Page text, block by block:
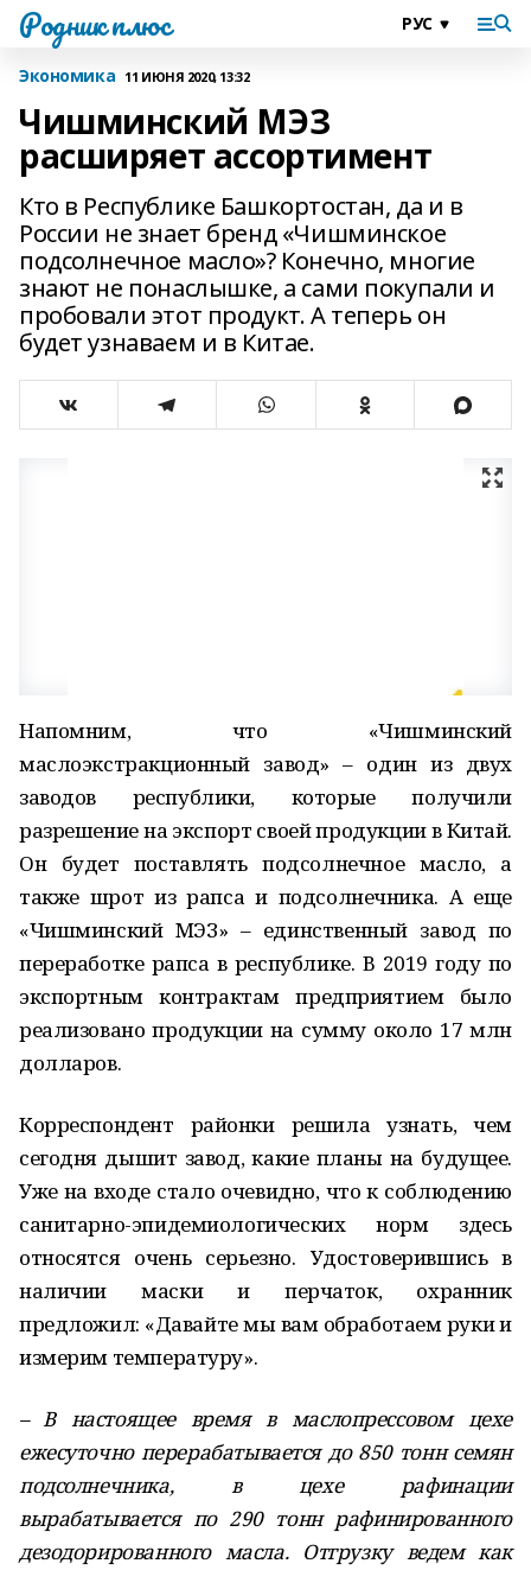
Родник плюс
Экономика 11 ИЮНЯ 2020, 13:32
Чишминский МЭЗ
расширяет ассортимент
Кто в Республике Башкортостан, да и в
России не знает бренд «Чишминское
подсолнечное масло»? Конечно, многие
знают не понаслышке, а сами покупали и
пробовали этот продукт. А теперь он
будет узнаваем и в Китае.
Напомним, что «Чишминский
маслоэкстракционный завод» – один из двух
заводов республики, которые получили
разрешение на экспорт своей продукции в Китай.
Он будет поставлять подсолнечное масло, а
также шрот из рапса и подсолнечника. А еще
«Чишминский МЭЗ» – единственный завод по
переработке рапса в республике. В 2019 году по
экспортным контрактам предприятием было
реализовано продукции на сумму около 17 млн
долларов.
Корреспондент районки решила узнать, чем
сегодня дышит завод, какие планы на будущее.
Уже на входе стало очевидно, что к соблюдению
санитарно-эпидемиологических норм здесь
относятся очень серьезно. Удостоверившись в
наличии маски и перчаток, охранник
предложил: «Давайте мы вам обработаем руки и
измерим температуру».
– В настоящее время в маслопрессовом цехе
ежесуточно перерабатывается до 850 тонн семян
подсолнечника, в цехе рафинации
вырабатывается по 290 тонн рафинированного
дезодорированного масла. Отгрузку ведем как